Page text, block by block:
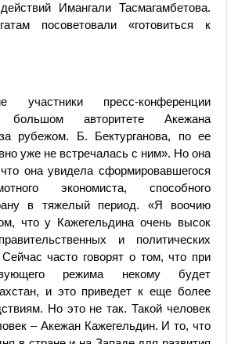
Имангали Тасмагамбетова.
посоветовали «готовиться к
участники пресс-конференции
авторитете Акежана
рубежом. Б. Бектурганова, по ее
уже не встречалась с ним». Но она
она увидела сформировавшегося
экономиста, способного
в тяжелый период. «Я воочию
что у Кажегельдина очень высок
и политических
часто говорят о том, что при
режима некому будет
и это приведет к еще более
Но это не так. Такой человек
– Акежан Кажегельдин. И то, что